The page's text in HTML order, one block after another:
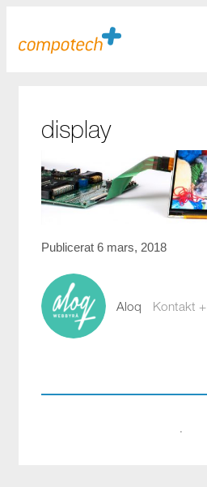
display
Publicerat 6 mars, 2018
Aloq Kontakt +
·